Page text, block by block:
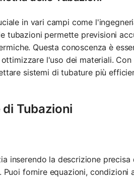
in vari campi come
tubazioni permette previsioni
Questa conoscenza è
l'uso dei materiali.
sistemi di tubature più
Tubazioni
inserendo la descrizione
fornire equazioni, condizioni